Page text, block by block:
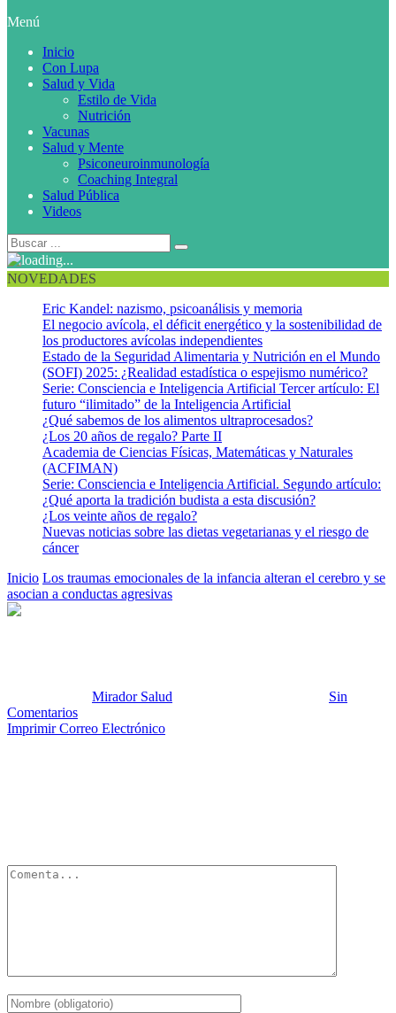
Menú
Inicio
Con Lupa
Salud y Vida
Estilo de Vida
Nutrición
Vacunas
Salud y Mente
Psiconeuroinmunología
Coaching Integral
Salud Pública
Videos
NOVEDADES
Eric Kandel: nazismo, psicoanálisis y memoria
El negocio avícola, el déficit energético y la sostenibilidad de
los productores avícolas independientes
Estado de la Seguridad Alimentaria y Nutrición en el Mundo
(SOFI) 2025: ¿Realidad estadística o espejismo numérico?
Serie: Consciencia e Inteligencia Artificial Tercer artículo: El
futuro “ilimitado” de la Inteligencia Artificial
¿Qué sabemos de los alimentos ultraprocesados?
¿Los 20 años de regalo? Parte II
Academia de Ciencias Físicas, Matemáticas y Naturales
(ACFIMAN)
Serie: Consciencia e Inteligencia Artificial. Segundo artículo:
¿Qué aporta la tradición budista a esta discusión?
¿Los veinte años de regalo?
Nuevas noticias sobre las dietas vegetarianas y el riesgo de
cáncer
Inicio Los traumas emocionales de la infancia alteran el cerebro y se
asocian a conductas agresivas
Mirador Salud
Sin
Comentarios
Imprimir Correo Electrónico